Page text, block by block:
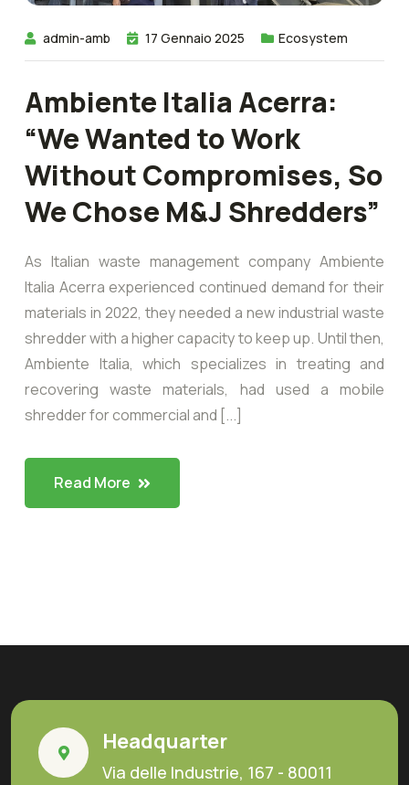
admin-amb 17 Gennaio 2025 Ecosystem
Ambiente Italia Acerra:
“We Wanted to Work
Without Compromises, So
We Chose M&J Shredders”
As Italian waste management company Ambiente
Italia Acerra experienced continued demand for their
materials in 2022, they needed a new industrial waste
shredder with a higher capacity to keep up. Until then,
Ambiente Italia, which specializes in treating and
recovering waste materials, had used a mobile
shredder for commercial and [...]
Read More
Headquarter
Via delle Industrie, 167 - 80011